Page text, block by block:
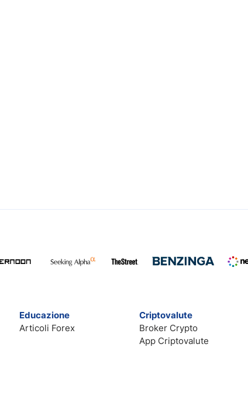
Educazione
Articoli Forex
Criptovalute
Broker Crypto
App Criptovalute